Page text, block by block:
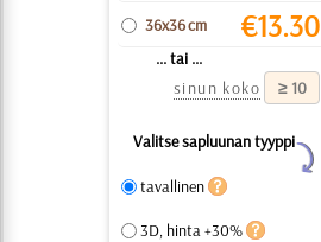
36x36 cm €13.30
... tai ...
sinun koko
Valitse sapluunan tyyppi
Y
tavallinen
3D, hinta +30%